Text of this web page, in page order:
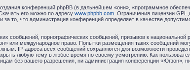
конференций phpBB (в дальнейшем «они», «программное
его можно по адресу www.phpbb.com. Ограничения лицензии GPL
то, что администрация конференций определяет в качестве
сообщений, порнографических сообщений, призывов к
или международное право. Попытки размещения таких сообщений
IP-адреса всех сообщений сохраняются для возможности
любую тему в любое время по своему усмотрению. Как
без вашего разрешения, ни администрация конференции «Югзон»,